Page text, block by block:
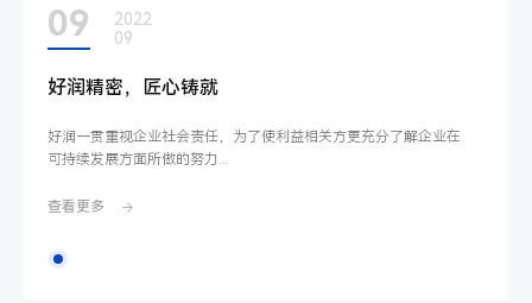
09
2022
09
好润精密，匠心铸就
好润一贯重视企业社会责任，为了使利益相关方更充分了解企业在
可持续发展方面所做的努力...
查看更多